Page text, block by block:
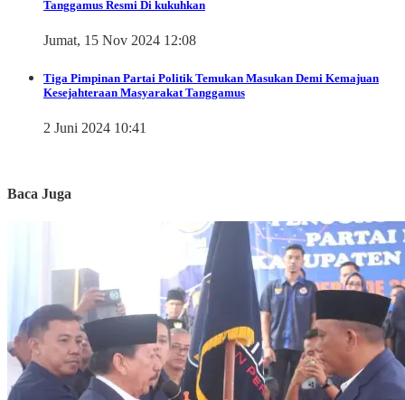
Tanggamus Resmi Di kukuhkan
Jumat, 15 Nov 2024 12:08
Tiga Pimpinan Partai Politik Temukan Masukan Demi Kemajuan
Kesejahteraan Masyarakat Tanggamus
2 Juni 2024 10:41
Baca Juga